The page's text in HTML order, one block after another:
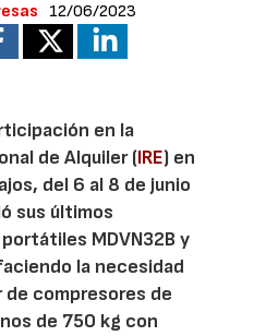
12/06/2023
en la
de Alquiler (IRE) en
del 6 al 8 de junio
sus últimos
MDVN32B y
la necesidad
compresores de
de 750 kg con